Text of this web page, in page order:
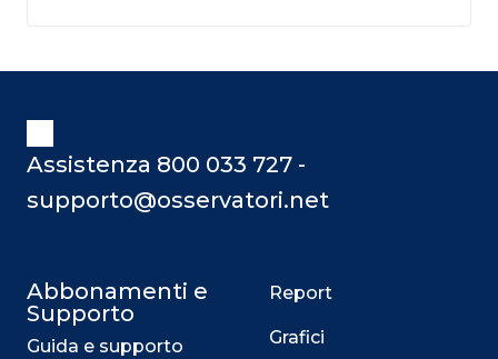
Assistenza 800 033 727 -
supporto@osservatori.net
Abbonamenti e
Supporto
Guida e supporto
Report
Grafici